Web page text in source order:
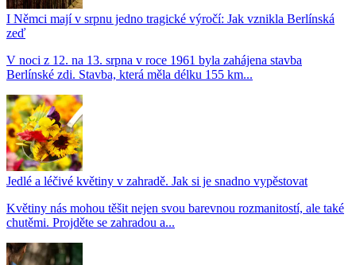
I Němci mají v srpnu jedno tragické výročí: Jak vznikla Berlínská
zeď
V noci z 12. na 13. srpna v roce 1961 byla zahájena stavba
Berlínské zdi. Stavba, která měla délku 155 km...
Jedlé a léčivé květiny v zahradě. Jak si je snadno vypěstovat
Květiny nás mohou těšit nejen svou barevnou rozmanitostí, ale také
chutěmi. Projděte se zahradou a...